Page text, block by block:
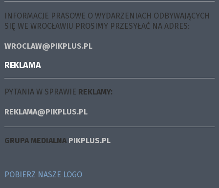
INFORMACJE PRASOWE O WYDARZENIACH ODBYWAJĄCYCH
SIĘ WE WROCŁAWIU PROSIMY PRZESYŁAĆ NA ADRES:
WROCLAW@PIKPLUS.PL
REKLAMA
PYTANIA W SPRAWIE REKLAMY:
REKLAMA@PIKPLUS.PL
GRUPA MEDIALNA PIKPLUS.PL
POBIERZ NASZE LOGO